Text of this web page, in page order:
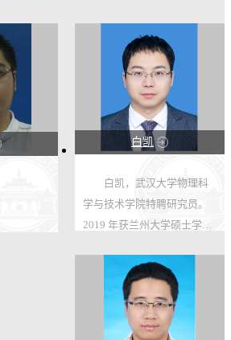
白凯
123
49
白凯，武汉大学物理科
学与技术学院特聘研究员。
2019 年获兰州大学硕士学
学位。2023–2025 年在武汉
大学从事博士后研究。2025
年7月任职武汉大学物理科学
与技术学院特聘研究员。 目